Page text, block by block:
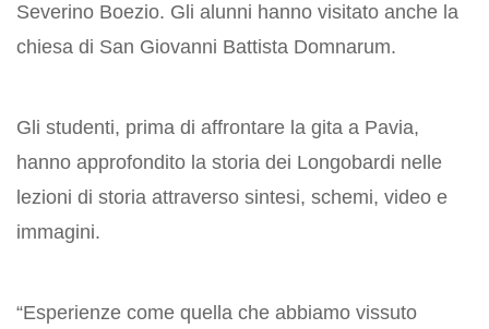
Severino Boezio. Gli alunni hanno visitato anche la
chiesa di San Giovanni Battista Domnarum.
Gli studenti, prima di affrontare la gita a Pavia,
hanno approfondito la storia dei Longobardi nelle
lezioni di storia attraverso sintesi, schemi, video e
immagini.
“Esperienze come quella che abbiamo vissuto